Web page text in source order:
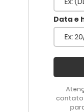
Data e
contato